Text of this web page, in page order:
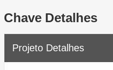
Chave Detalhes
Projeto Detalhes